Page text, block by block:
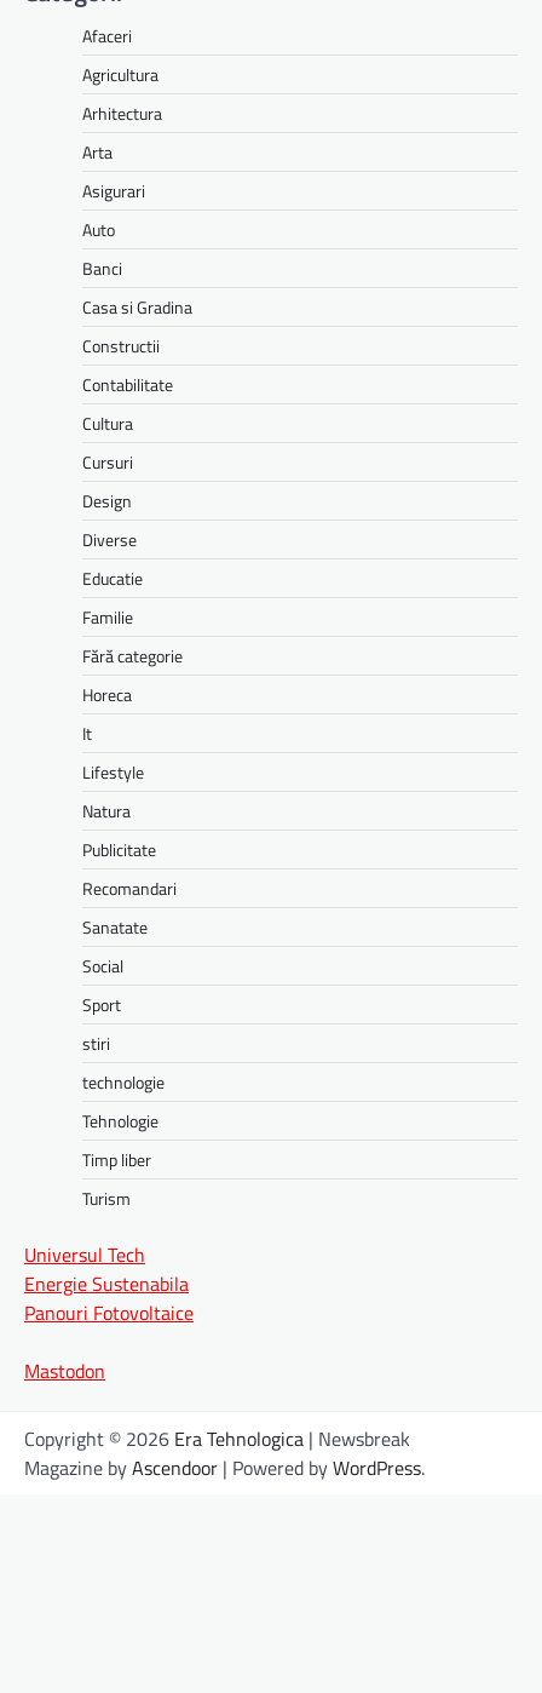
Afaceri
Agricultura
Arhitectura
Arta
Asigurari
Auto
Banci
Casa si Gradina
Constructii
Contabilitate
Cultura
Cursuri
Design
Diverse
Educatie
Familie
Fără categorie
Horeca
It
Lifestyle
Natura
Publicitate
Recomandari
Sanatate
Social
Sport
stiri
technologie
Tehnologie
Timp liber
Turism
Universul Tech
Energie Sustenabila
Panouri Fotovoltaice
Mastodon
Copyright © 2026 Era Tehnologica | Newsbreak
Magazine byAscendoor | Powered byWordPress.